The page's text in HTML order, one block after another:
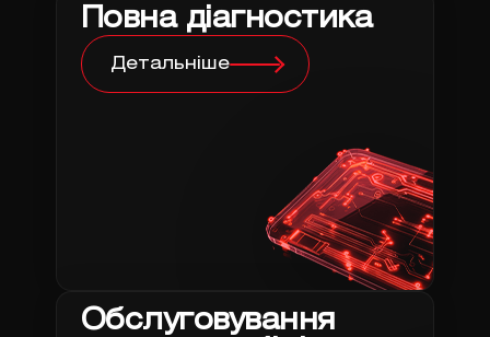
Повна діагностика
Детальніше
Обслуговування